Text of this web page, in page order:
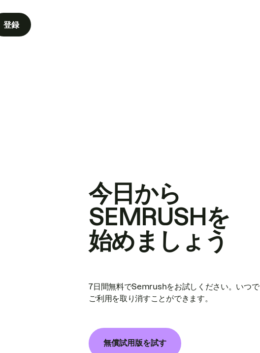
登録
今日から
SEMRUSHを
始めましょう
7日間無料でSemrushをお試しください。いつ
ご利用を取り消すことができます。
無償試用版を試す